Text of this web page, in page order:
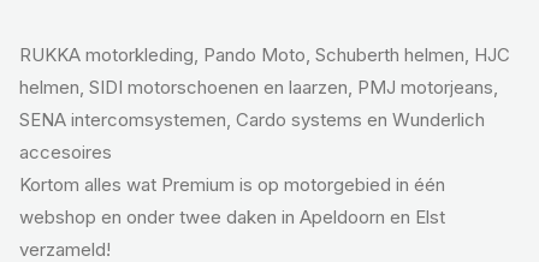
RUKKA motorkleding, Pando Moto, Schuberth helmen, HJC
helmen, SIDI motorschoenen en laarzen, PMJ motorjeans,
SENA intercomsystemen, Cardo systems en Wunderlich
accesoires
Kortom alles wat Premium is op motorgebied in één
webshop en onder twee daken in Apeldoorn en Elst
verzameld!